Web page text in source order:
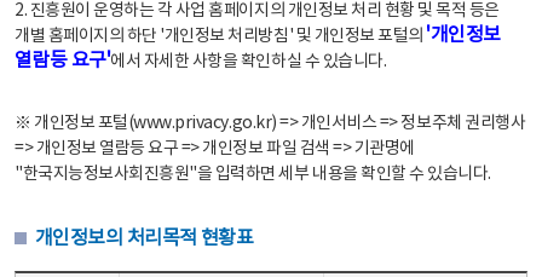
2. 진흥원이 운영하는 각 사업 홈페이지의 개인정보 처리 현황 및 목적 등은
개별 홈페이지의 하단 '개인정보 처리방침' 및 개인정보 포털의 '개인정보
열람등 요구'에서 자세한 사항을 확인하실 수 있습니다.
※ 개인정보 포털(www.privacy.go.kr) => 개인서비스 => 정보주체 권리행사
=> 개인정보 열람등 요구 => 개인정보 파일 검색 => 기관명에
"한국지능정보사회진흥원"을 입력하면 세부 내용을 확인할 수 있습니다.
개인정보의 처리목적 현황표